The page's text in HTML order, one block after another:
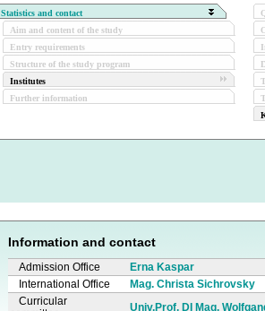
Statistics and contact
Aim and content of the study
Entry requirements
Structure of the study program
Institutes
Further information
Information and contact
Admission Office
Erna Kaspar
International Office
Mag. Christa Sichrovsky
Curricular
Univ.Prof. DI Mag.